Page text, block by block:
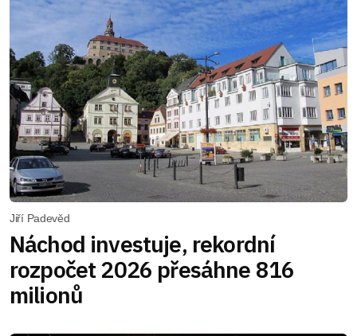
Jiří Padevěd
Náchod investuje, rekordní
rozpočet 2026 přesáhne 816
milionů